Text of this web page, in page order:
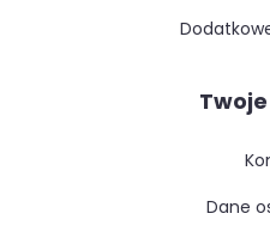
dane